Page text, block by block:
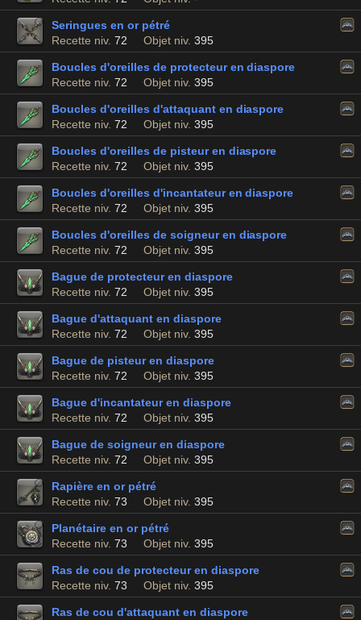
Seringues en or pétré
Recette niv. 72 Objet niv. 395
Boucles d'oreilles de protecteur en diaspore
Recette niv. 72 Objet niv. 395
Boucles d'oreilles d'attaquant en diaspore
Recette niv. 72 Objet niv. 395
Boucles d'oreilles de pisteur en diaspore
Recette niv. 72 Objet niv. 395
Boucles d'oreilles d'incantateur en diaspore
Recette niv. 72 Objet niv. 395
Boucles d'oreilles de soigneur en diaspore
Recette niv. 72 Objet niv. 395
Bague de protecteur en diaspore
Recette niv. 72 Objet niv. 395
Bague d'attaquant en diaspore
Recette niv. 72 Objet niv. 395
Bague de pisteur en diaspore
Recette niv. 72 Objet niv. 395
Bague d'incantateur en diaspore
Recette niv. 72 Objet niv. 395
Bague de soigneur en diaspore
Recette niv. 72 Objet niv. 395
Rapière en or pétré
Recette niv. 73 Objet niv. 395
Planétaire en or pétré
Recette niv. 73 Objet niv. 395
Ras de cou de protecteur en diaspore
Recette niv. 73 Objet niv. 395
Ras de cou d'attaquant en diaspore